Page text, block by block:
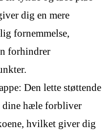
dig en mere
fornemmelse,
forhindrer
Den lette støttende
dine hæle forbliver
hvilket giver dig